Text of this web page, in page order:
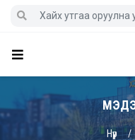
Нүүр